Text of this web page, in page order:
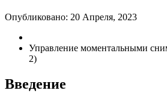
Опубликовано: 20 Апреля, 2023
Управление моментальными
2)
Введение